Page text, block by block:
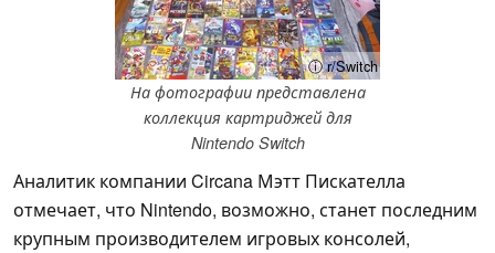
ⓘ r/Switch
На фотографии представлена
коллекция картриджей для
Nintendo Switch
Аналитик компании Circana Мэтт Пискателла
отмечает, что Nintendo, возможно, станет последним
крупным производителем игровых консолей,